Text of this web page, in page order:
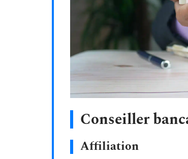
Conseiller
Affiliation